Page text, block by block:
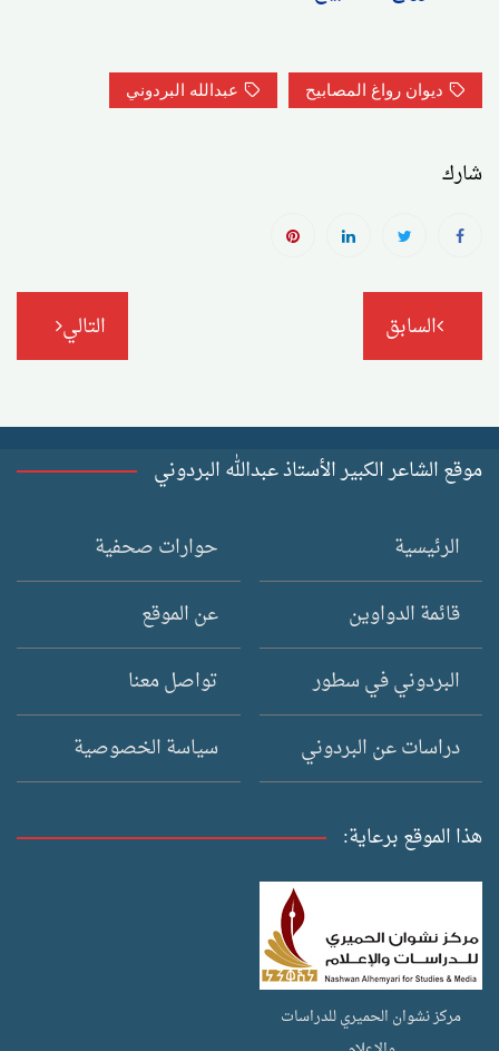
ديوان رواغ المصابيح عبدالله البردوني
شارك
تصفّح
المقالات
السابق التالي
موقع الشاعر الكبير الأستاذ عبدالله البردوني
الرئيسية
قائمة الدواوين
البردوني في سطور
دراسات عن البردوني
حوارات صحفية
عن الموقع
تواصل معنا
سياسة الخصوصية
هذا الموقع برعاية:
مركز نشوان الحميري للدراسات